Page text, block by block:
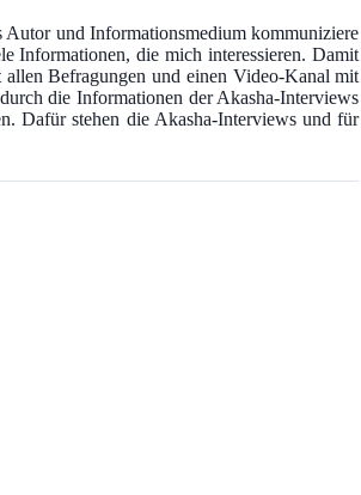
und Informationsmedium kommuniziere
Informationen, die mich interessieren. Damit
allen Befragungen und einen Video-Kanal mit
die Informationen der Akasha-Interviews
Dafür stehen die Akasha-Interviews und für